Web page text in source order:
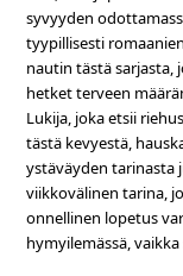
syvyyden
tyypillisesti
nautin tästä
hetket terveen
Lukija, joka etsii
tästä kevyestä,
ystäväyden tarinasta
viikkovälinen tarina,
onnellinen lopetus
hymyilemässä,